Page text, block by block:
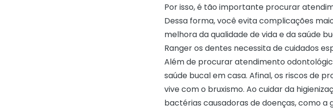
Por isso, é tão importante procurar
Dessa forma, você evita complicações
melhora da qualidade de vida e da saúde
Ranger os dentes necessita de cuidados
Além de procurar atendimento
saúde bucal em casa. Afinal, os riscos de
vive com o bruxismo. Ao cuidar da
bactérias causadoras de doenças, como a